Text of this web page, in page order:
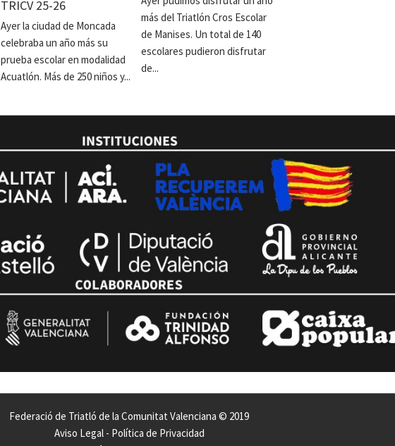
TRICV 25-26
Ayer la ciudad de Moncada
celebraba un año más su
prueba escolar en modalidad
Acuatlón. Más de 250 niños y...
más del Triatlón Cros Escolar
de Manises. Un total de 140
escolares pudieron disfrutar
de...
Federació de Triatló de la Comunitat Valenciana © 2019
Aviso Legal- Política de Privacidad